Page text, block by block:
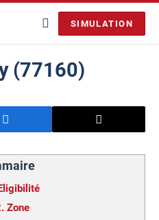
SIMULATION
(77160)
Zone